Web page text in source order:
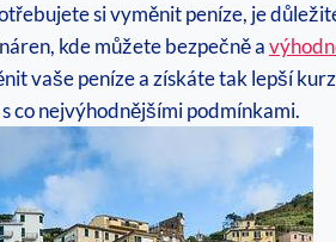
si vyměnit peníze, je
kde můžete bezpečně a
vaše peníze a získáte tak lepší
co nejvýhodnějšími podmínkami.